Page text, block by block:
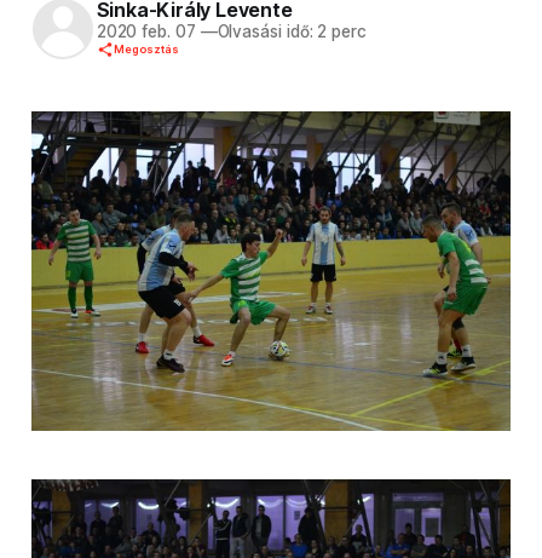
Sinka-Király Levente
2020 feb. 07 —Olvasási idő: 2 perc
Megosztás